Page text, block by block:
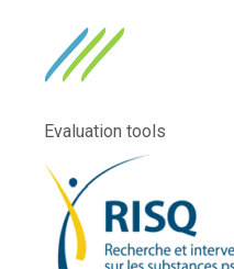
Evaluation tools